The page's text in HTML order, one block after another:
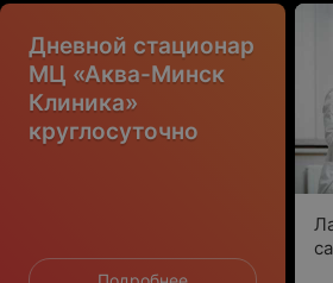
Дневной стационар
МЦ «Аква-Минск
Клиника»
круглосуточно